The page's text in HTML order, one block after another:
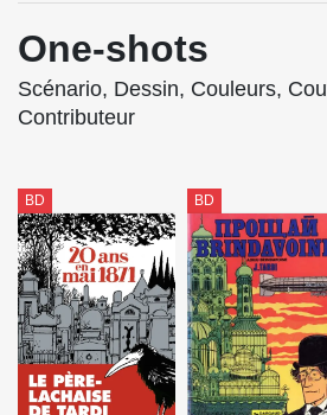
One-shots
Scénario, Dessin, Couleurs,
Contributeur
BD BD